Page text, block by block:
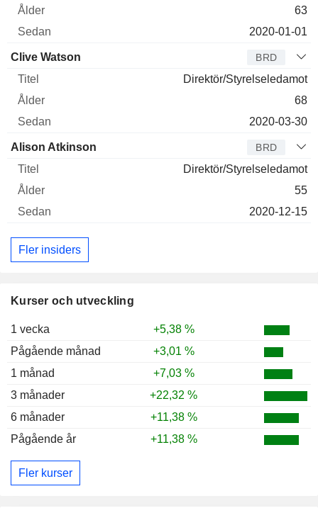
Kurser och utveckling
1 vecka
+5,38 %
Pågående månad
+3,01 %
1 månad
+7,03 %
3 månader
+22,32 %
6 månader
+11,38 %
Pågående år
+11,38 %
Fler kurser
63
2020-01-01
Clive Watson BRD
Direktör/Styrelseledamot
68
2020-03-30
Alison Atkinson BRD
Direktör/Styrelseledamot
55
2020-12-15
Fler insiders